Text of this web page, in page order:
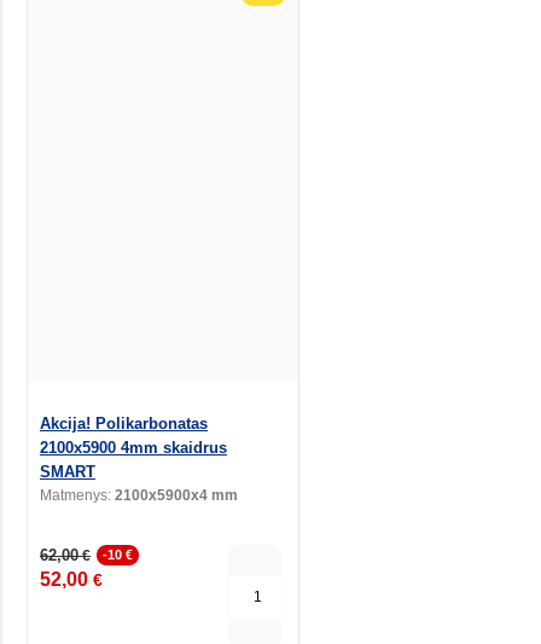
Akcija! Polikarbonatas
2100x5900 4mm skaidrus
SMART
Matmenys: 2100x5900x4 mm
62,00€ -10 €
52,00 €